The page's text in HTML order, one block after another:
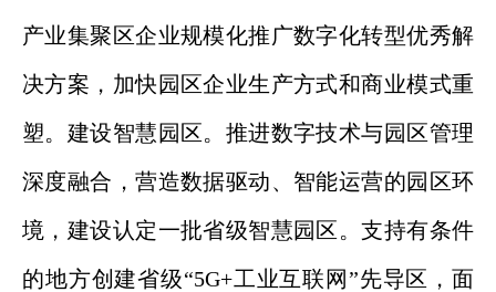
产业集聚区企业规模化推广数字化转型优秀解
决方案，加快园区企业生产方式和商业模式重
塑。建设智慧园区。推进数字技术与园区管理
深度融合，营造数据驱动、智能运营的园区环
境，建设认定一批省级智慧园区。支持有条件
的地方创建省级“5G+工业互联网”先导区，面